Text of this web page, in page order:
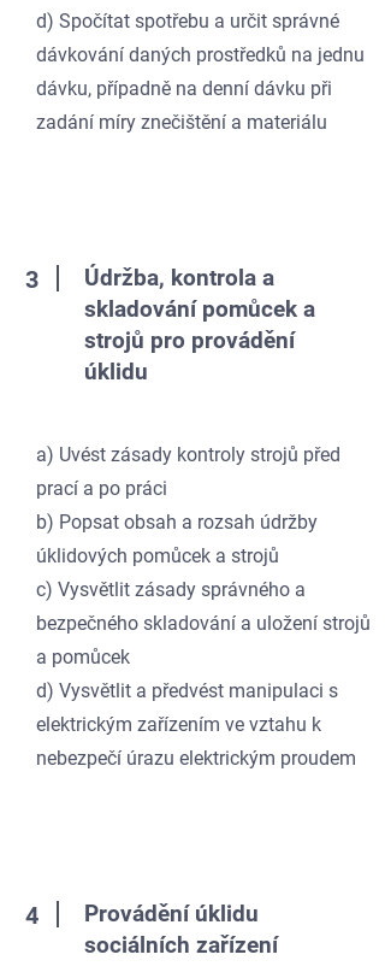
d) Spočítat spotřebu a určit správné
dávkování daných prostředků na jednu
dávku, případně na denní dávku při
zadání míry znečištění a materiálu
3
Údržba, kontrola a
skladování pomůcek a
strojů pro provádění
úklidu
a) Uvést zásady kontroly strojů před
prací a po práci
b) Popsat obsah a rozsah údržby
úklidových pomůcek a strojů
c) Vysvětlit zásady správného a
bezpečného skladování a uložení strojů
a pomůcek
d) Vysvětlit a předvést manipulaci s
elektrickým zařízením ve vztahu k
nebezpečí úrazu elektrickým proudem
4
Provádění úklidu
sociálních zařízení